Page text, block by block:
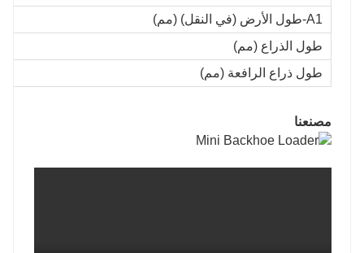
A1-طول الأرض (في النقل) (مم)
طول الذراع (مم)
طول ذراع الرافعة (مم)
مصنعنا